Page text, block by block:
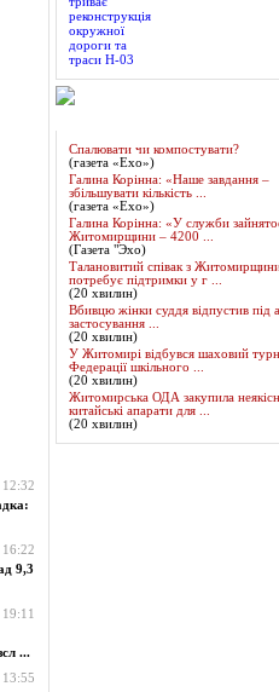
12:32
16:22
9,3
19:11
...
13:55
Спалювати чи компостувати?
(газета «Ехо»)
Галина Корінна: «Наше завдання –
збільшувати кількість ...
(газета «Ехо»)
Галина Корінна: «У служби
Житомирщини – 4200 ...
(Газета "Эхо)
Талановитий співак з
потребує підтримки у г ...
(20 хвилин)
Вбивцю жінки суддя відпустив під
застосування ...
(20 хвилин)
У Житомирі відбувся шаховий
Федерації шкільного ...
(20 хвилин)
Житомирська ОДА закупила
китайські апарати для ...
(20 хвилин)